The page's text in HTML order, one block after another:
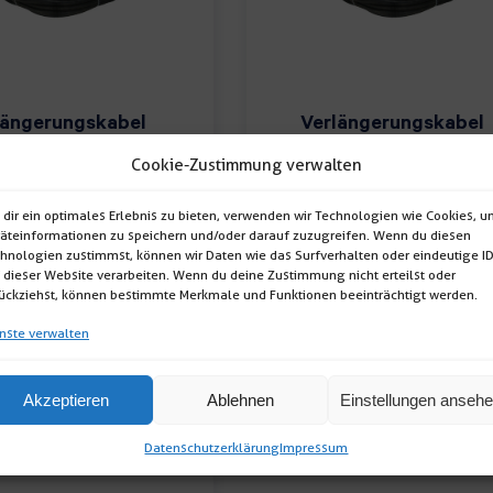
Cookie-Zustimmung verwalten
dir ein optimales Erlebnis zu bieten, verwenden wir Technologien wie Cookies,
zu speichern und/oder darauf zuzugreifen. Wenn du diesen
zustimmst, können wir Daten wie das Surfverhalten oder eindeutige
Website verarbeiten. Wenn du deine Zustimmung nicht erteilst oder
können bestimmte Merkmale und Funktionen beeinträchtigt werden.
verwalten
Akzeptieren Ablehnen Einstellungen
DatenschutzerklärungImpressum
(Leistung: 400V /
Länge: […]
400V/16A
Menge
Verlängerungskabel
400V/32A
Verlängerungskabel
400V (Leistung: 400V /
32A CEE
Gummiverlängerung
400V/32A